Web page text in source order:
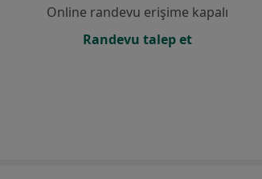
Online randevu erişime kapalı
Randevu talep et